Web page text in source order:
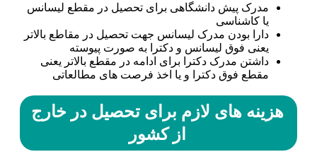
مدرک پیش دانشگاهی برای تحصیل در مقطع لیسانس
یا کاشناسی
دارا بودن مدرک لیسانس جهت تحصیل در مقاطع بالاتر
یعنی فوق لیسانس و دکترا به صورت پیوسته
داشتن مدرک دکترا برای ادامه در مقطع بالاتر یعنی
مقطع فوق دکترا و یا اخذ فرصت های مطالعاتی
هزینه های لازم برای تحصیل در خارج
از کشور